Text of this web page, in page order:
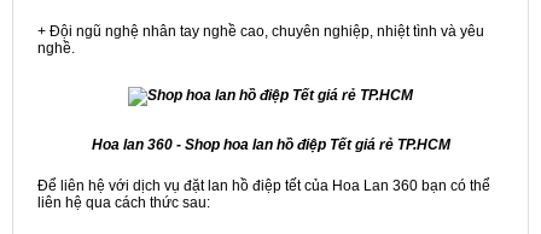
+ Đội ngũ nghệ nhân tay nghề cao, chuyên nghiệp, nhiệt tình và yêu
nghề.
Hoa lan 360 - Shop hoa lan hồ điệp Tết giá rẻ TP.HCM
Để liên hệ với dịch vụ đặt lan hồ điệp tết của Hoa Lan 360 bạn có thể
liên hệ qua cách thức sau: